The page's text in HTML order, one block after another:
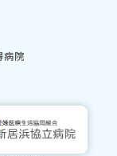
病院